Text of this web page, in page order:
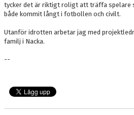
tycker det är riktigt roligt att träffa spelare
både kommit långt i fotbollen och civilt.
Utanför idrotten arbetar jag med
familj i Nacka.
--